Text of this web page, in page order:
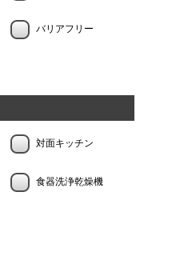
バリアフリー
対面キッチン
食器洗浄乾燥機